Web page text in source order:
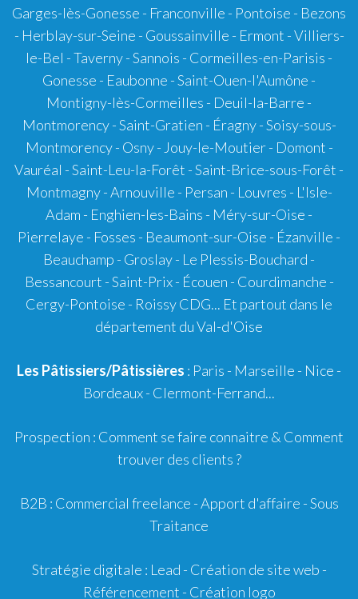
Garges-lès-Gonesse - Franconville - Pontoise - Bezons
- Herblay-sur-Seine - Goussainville - Ermont - Villiers-
le-Bel - Taverny - Sannois - Cormeilles-en-Parisis -
Gonesse - Eaubonne - Saint-Ouen-l'Aumône -
Montigny-lès-Cormeilles - Deuil-la-Barre -
Montmorency - Saint-Gratien - Éragny - Soisy-sous-
Montmorency - Osny - Jouy-le-Moutier - Domont -
Vauréal - Saint-Leu-la-Forêt - Saint-Brice-sous-Forêt -
Montmagny - Arnouville - Persan - Louvres - L'Isle-
Adam - Enghien-les-Bains - Méry-sur-Oise -
Pierrelaye - Fosses - Beaumont-sur-Oise - Ézanville -
Beauchamp - Groslay - Le Plessis-Bouchard -
Bessancourt - Saint-Prix - Écouen - Courdimanche -
Cergy-Pontoise - Roissy CDG... Et partout dans le
département du Val-d'Oise
Les Pâtissiers/Pâtissières : Paris - Marseille - Nice -
Bordeaux- Clermont-Ferrand...
Prospection : Comment se faire connaitre & Comment
trouver des clients ?
B2B : Commercial freelance -Apport d'affaire - Sous
Traitance
Stratégie digitale : Lead - Création de site web -
Référencement - Création logo